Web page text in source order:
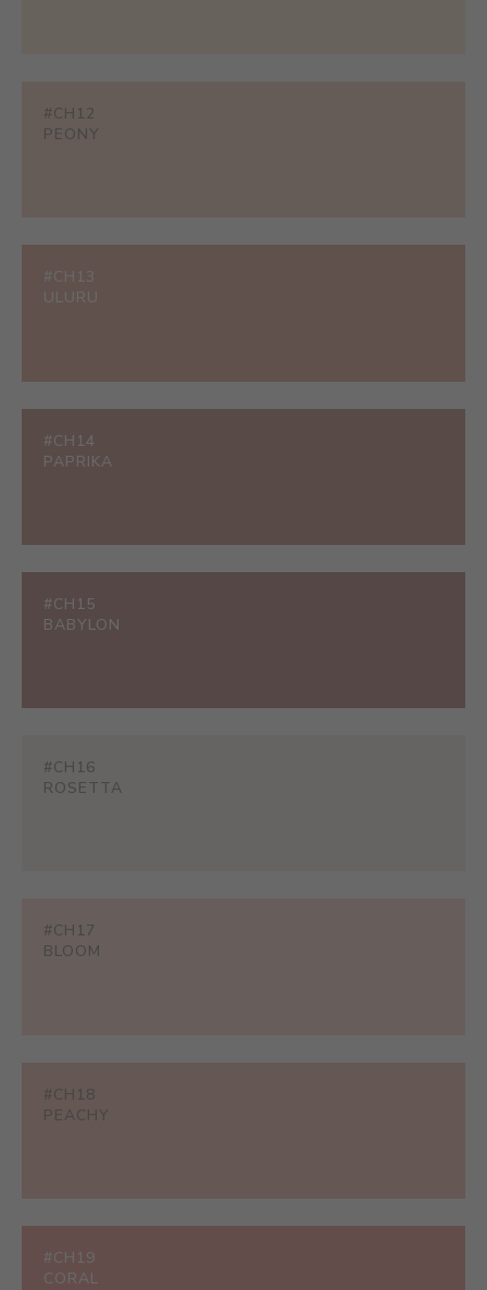
#CH12
PEONY
#CH13
ULURU
#CH14
PAPRIKA
#CH15
BABYLON
#CH16
ROSETTA
#CH17
BLOOM
#CH18
PEACHY
#CH19
CORAL